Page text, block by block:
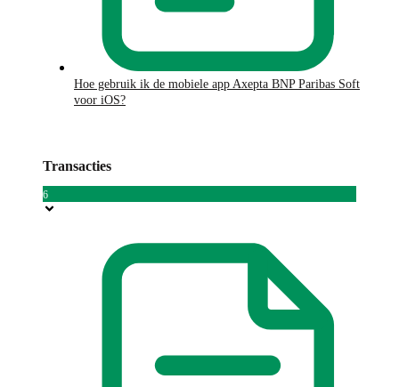
Hoe gebruik ik de mobiele app Axepta BNP Paribas Soft
voor iOS?
Transacties
6